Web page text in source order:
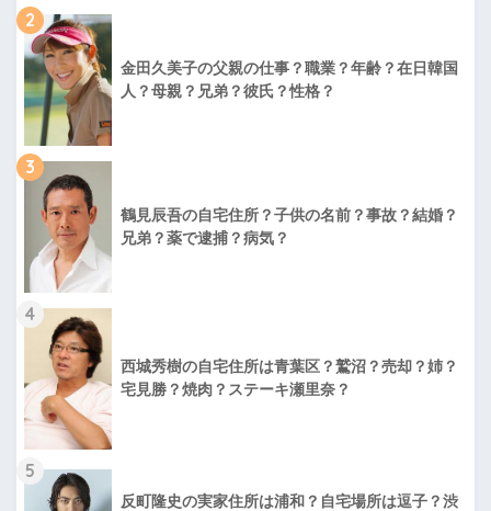
2
金田久美子の父親の仕事？職業？年齢？在日韓国
人？母親？兄弟？彼氏？性格？
3
鶴見辰吾の自宅住所？子供の名前？事故？結婚？
兄弟？薬で逮捕？病気？
4
西城秀樹の自宅住所は青葉区？鷲沼？売却？姉？
宅見勝？焼肉？ステーキ瀬里奈？
5
反町隆史の実家住所は浦和？自宅場所は逗子？渋